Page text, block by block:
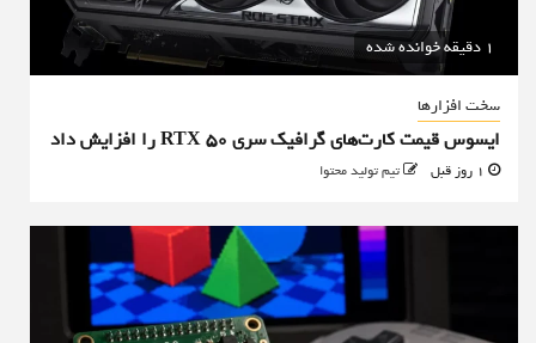
1 دقیقه خوانده شده
سخت افزارها
ایسوس قیمت کارت‌های گرافیک سری RTX 50 را افزایش داد
تیم تولید محتوا